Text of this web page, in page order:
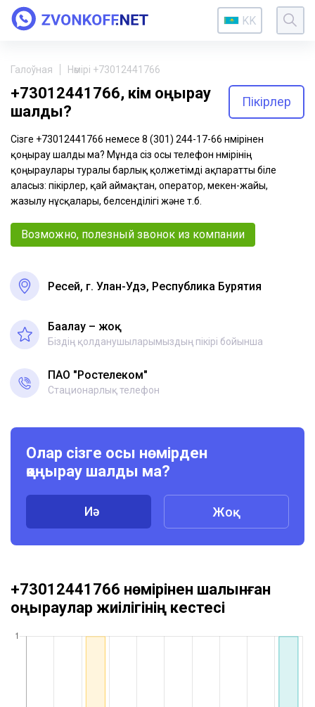
KK
Галоўная Нөмірі +73012441766
+73012441766, кім қоңырау
шалды?
Пікірлер
Сізге +73012441766 немесе 8 (301) 244-17-66 нөмірінен
қоңырау шалды ма? Мұнда сіз осы телефон нөмірінің
қоңыраулары туралы барлық қолжетімді ақпаратты біле
аласыз: пікірлер, қай аймақтан, оператор, мекен-жайы,
жазылу нұсқалары, белсенділігі және т.б.
Возможно, полезный звонок из компании
Ресей, г. Улан-Удэ, Республика Бурятия
Бағалау – жоқ
Біздің қолданушыларымыздың пікірі бойынша
ПАО "Ростелеком"
Стационарлық телефон
Олар сізге осы нөмірден
қоңырау шалды ма?
Иә Жоқ
+73012441766 нөмірінен шалынған
қоңыраулар жиілігінің кестесі